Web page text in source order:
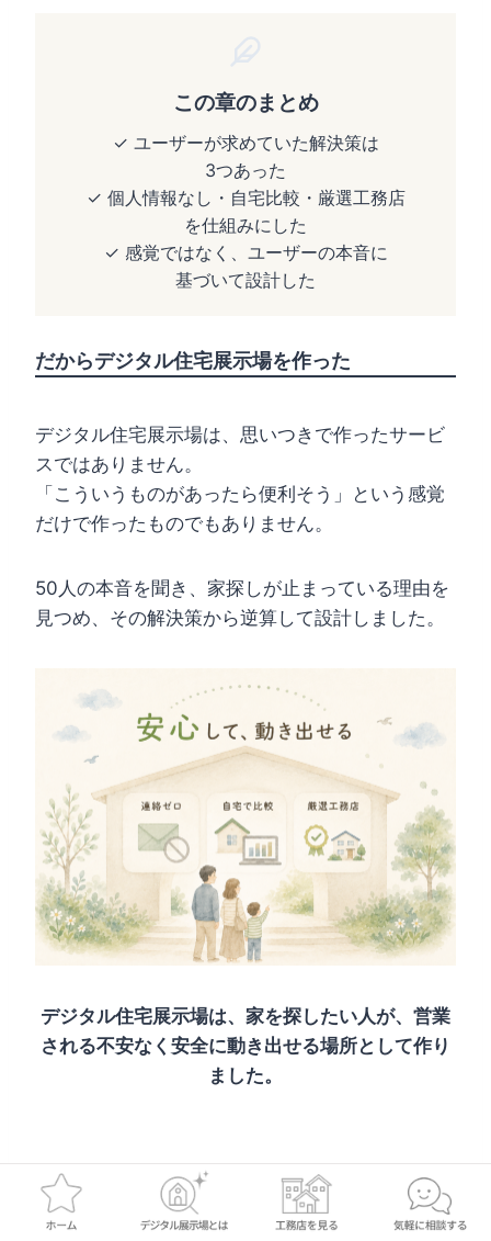
この章のまとめ
✓ ユーザーが求めていた解決策は
3つあった
✓ 個人情報なし・自宅比較・厳選工務店
を仕組みにした
✓ 感覚ではなく、ユーザーの本音に
基づいて設計した
だからデジタル住宅展示場を作った
デジタル住宅展示場は、思いつきで作ったサービ
スではありません。
「こういうものがあったら便利そう」という感覚
だけで作ったものでもありません。
50人の本音を聞き、家探しが止まっている理由を
見つめ、その解決策から逆算して設計しました。
デジタル住宅展示場は、家を探したい人が、営業
される不安なく安全に動き出せる場所として作り
ました。
感覚ではなくデータで設計した